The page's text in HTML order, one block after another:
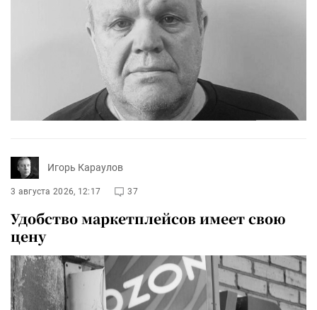
Игорь Караулов
3 августа 2026, 12:17 37
Удобство маркетплейсов имеет свою
цену